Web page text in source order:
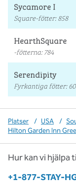
Sycamore I
Square-fötter:858
HearthSquare
-fötterna: 784
Serendipity
Fyrkantiga fötter:
Platser / USA /
Hilton Garden Inn
Hur kan vi hjälpa
Telefon:
+1-877-STAY-